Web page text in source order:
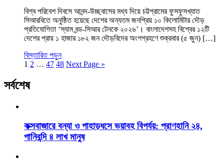
বিশ্ব পরিবেশ দিবসে আনন্দ-উচ্ছ্বাসের মধ্য দিয়ে চট্টগ্রামের ফুসফুসখ্যাত
সিআরবিতে অনুষ্ঠিত হয়েছে দেশের অন্যতম জনপ্রিয় ১০ কিলোমিটার দৌড়
প্রতিযোগিতা ‘স্যাম বন্ড-সিআর টেনকে ২০২৬’। বাংলাদেশসহ বিশ্বের ১২টি
দেশের প্রায় ১ হাজার ১৮২ জন দৌড়বিদের অংশগ্রহণে শুক্রবার (৫ জুন) […]
বিস্তারিত পড়ুন
1 2 … 47 48 Next Page »
সর্বশেষ
কক্সবাজারে বন্যা ও পাহাড়ধসে ভয়াবহ বিপর্যয়: প্রাণহানি ২৪,
পানিবন্দি ৪ লাখ মানুষ